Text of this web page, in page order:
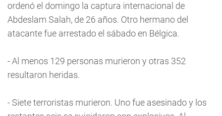
ordenó el domingo la captura internacional de
Abdeslam Salah, de 26 años. Otro hermano del
atacante fue arrestado el sábado en Bélgica.
- Al menos 129 personas murieron y otras 352
resultaron heridas.
- Siete terroristas murieron. Uno fue asesinado y los